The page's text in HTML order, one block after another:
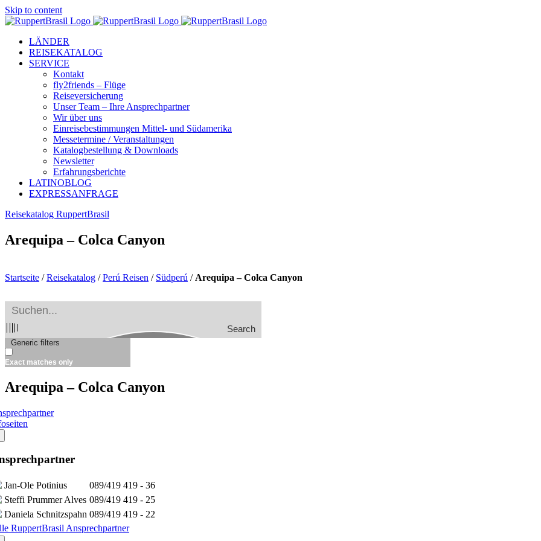
Skip to content
LÄNDER
REISEKATALOG
SERVICE
Kontakt
fly2friends – Flüge
Reiseversicherung
Unser Team – Ihre Ansprechpartner
Wir über uns
Einreisebestimmungen Mittel- und Südamerika
Messetermine / Veranstaltungen
Katalogbestellung & Downloads
Newsletter
Erfahrungsberichte
LATINOBLOG
EXPRESSANFRAGE
Reisekatalog RuppertBrasil
Arequipa – Colca Canyon
Startseite /Reisekatalog /Perú Reisen / Südperú / Arequipa – Colca Canyon
Search
Generic filters
Exact matches only
Arequipa – Colca Canyon
Jan-Ole Potinius
089/419 419 - 36
Steffi Prummer Alves 089/419 419 - 25
Daniela Schnitzspahn 089/419 419 - 22
RuppertBrasil Ansprechpartner